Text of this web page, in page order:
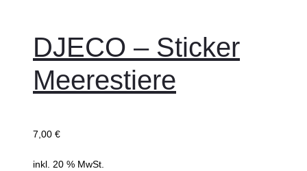
DJECO – Sticker
Meerestiere
7,00 €
inkl. 20 % MwSt.